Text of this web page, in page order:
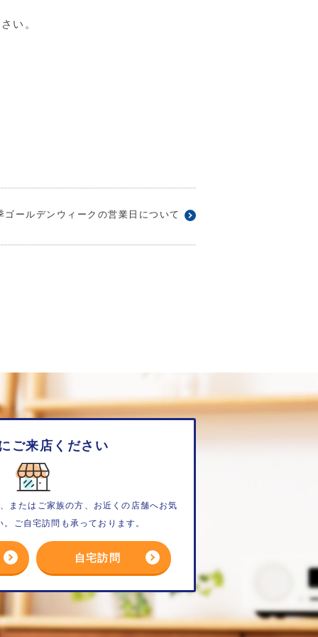
い。
ゴールデンウィークの営業日について
ご来店ください
またはご家族の方、お近くの店舗へお気
ご自宅訪問も承っております。
自宅訪問